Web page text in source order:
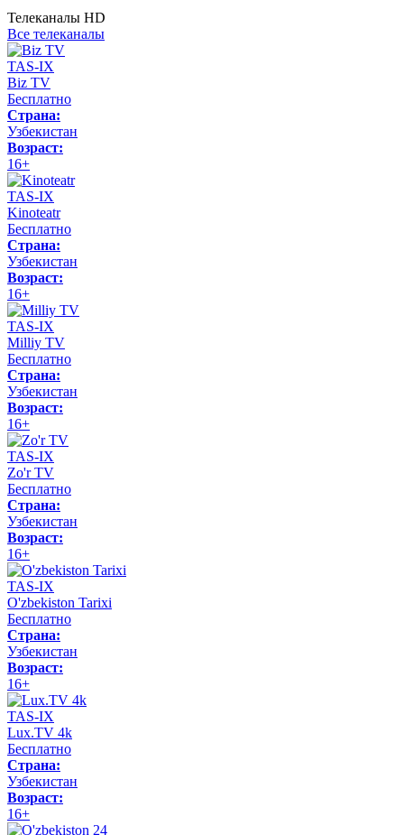
Телеканалы HD
Все телеканалы
TAS-IX
Biz TV
Бесплатно
Страна:
Узбекистан
Возраст:
16+
TAS-IX
Kinoteatr
Бесплатно
Страна:
Узбекистан
Возраст:
16+
TAS-IX
Milliy TV
Бесплатно
Страна:
Узбекистан
Возраст:
16+
TAS-IX
Zo'r TV
Бесплатно
Страна:
Узбекистан
Возраст:
16+
TAS-IX
O'zbekiston Tarixi
Бесплатно
Страна:
Узбекистан
Возраст:
16+
TAS-IX
Lux.TV 4k
Бесплатно
Страна:
Узбекистан
Возраст:
16+